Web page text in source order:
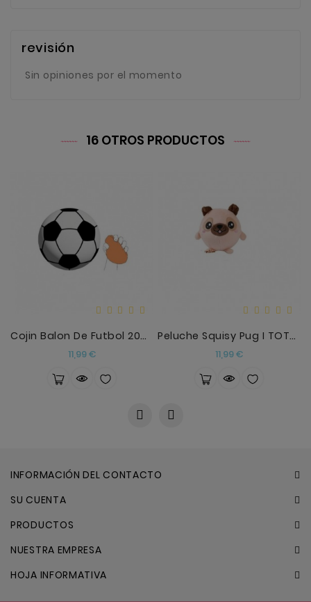
revisión
Sin opiniones por el momento
16 OTROS PRODUCTOS
Cojin Balon De Futbol 20CM
11,99 €Precio
Peluche Squisy Pug I TOTAL
11,99 €Precio
INFORMACIÓN DEL CONTACTO
SU CUENTA
PRODUCTOS
NUESTRA EMPRESA
HOJA INFORMATIVA